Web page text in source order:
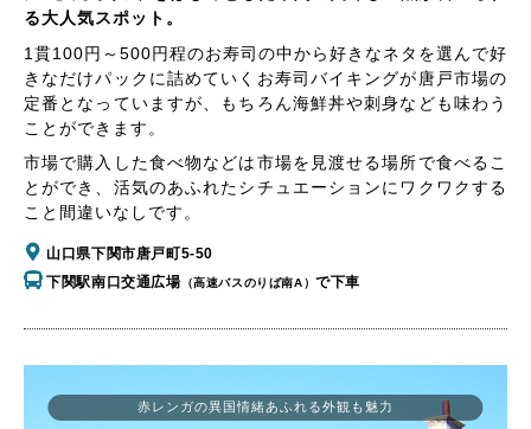
る大人気スポット。
1貫100円～500円程のお寿司の中から好きなネタを選んで好
きなだけパックに詰めていくお寿司バイキングが唐戸市場の
定番となっていますが、もちろん海鮮丼や刺身なども味わう
ことができます。
市場で購入した食べ物などは市場を見渡せる場所で食べるこ
とができ、活気のあふれたシチュエーションにワクワクする
こと間違いなしです。
山口県下関市唐戸町5-50
下関駅南口交通広場 （高速バスのりば南A）で下車
赤レンガの異国情緒あふれる外観も魅力